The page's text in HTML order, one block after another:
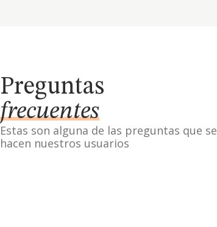
Preguntas
frecuentes
Estas son alguna de las preguntas que se
hacen nuestros usuarios